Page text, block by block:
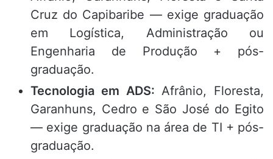
Cruz do Capibaribe — exige graduação
em Logística, Administração ou
Engenharia de Produção + pós-
graduação.
Tecnologia em ADS: Afrânio, Floresta,
Garanhuns, Cedro e São José do Egito
— exige graduação na área de TI + pós-
graduação.